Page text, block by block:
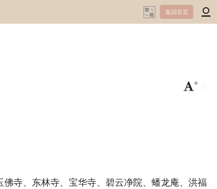
返回首页
+
寺、东林寺、宝华寺、碧云净院、蟠龙庵、洪福